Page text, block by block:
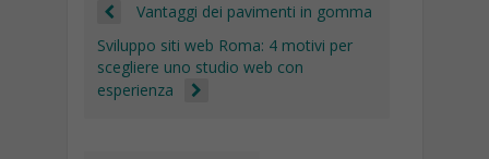
Vantaggi dei pavimenti in gomma
Sviluppo siti web Roma: 4 motivi per
scegliere uno studio web con
esperienza